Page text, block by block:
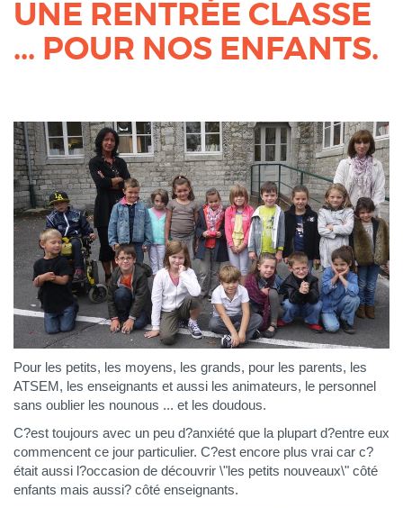
UNE RENTRÉE CLASSE
... POUR NOS ENFANTS.
Pour les petits, les moyens, les grands, pour les parents, les
ATSEM, les enseignants et aussi les animateurs, le personnel
sans oublier les nounous ... et les doudous.
C?est toujours avec un peu d?anxiété que la plupart d?entre eux
commencent ce jour particulier. C?est encore plus vrai car c?
était aussi l?occasion de découvrir \"les petits nouveaux\" côté
enfants mais aussi? côté enseignants.